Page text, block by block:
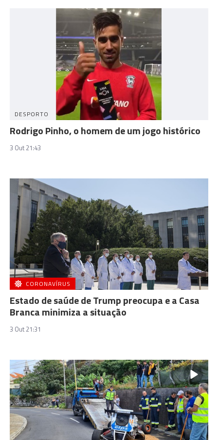
DESPORTO
Rodrigo Pinho, o homem de um jogo histórico
3 Out 21:43
CORONAVÍRUS
Estado de saúde de Trump preocupa e a Casa
Branca minimiza a situação
3 Out 21:31